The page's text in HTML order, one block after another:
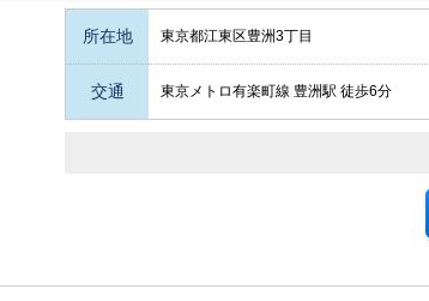
所在地 東京都江東区豊洲3丁目
交通 東京メトロ有楽町線 豊洲駅 徒歩6分